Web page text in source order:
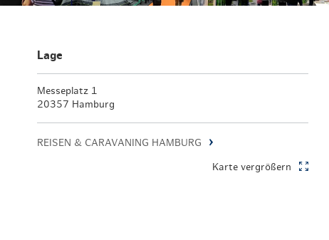
Lage
Messeplatz 1
20357 Hamburg
REISEN & CARAVANING HAMBURG
Karte vergrößern